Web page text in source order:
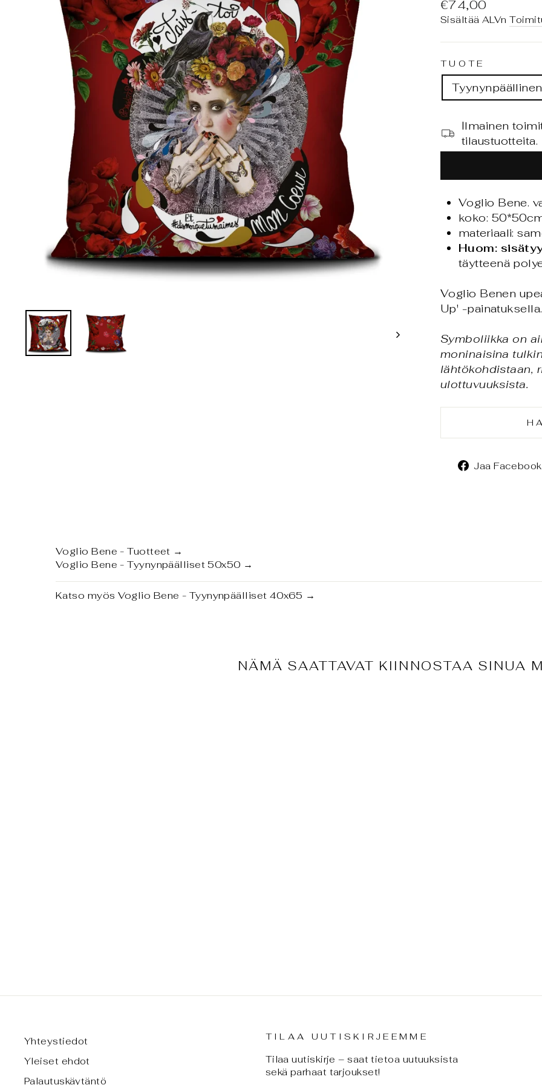
Normaali
hinta
€74,00
Sisältää ALVn
TUOTE
Tyynynpäällinen
Ilmainen
tilaustuotteita.
Voglio Bene.
koko:
materiaali:
Huom:
täytteenä
Voglio Benen
Up' -
Symboliikka on
moninaisina
lähtökohdistaan,
ulottuvuuksista.
Jaa
Voglio Bene - Tuotteet →
Voglio Bene - Tyynynpäälliset 50x50 →
Katso myös Voglio Bene - Tyynynpäälliset 40x65 →
NÄMÄ SAATTAVAT KIINNOSTAA SINUA
Yhteystiedot
Yleiset ehdot
Palautuskäytäntö
TILAA UUTISKIRJEEMME
Tilaa uutiskirje – saat tietoa uutuuksista
sekä parhaat tarjoukset!